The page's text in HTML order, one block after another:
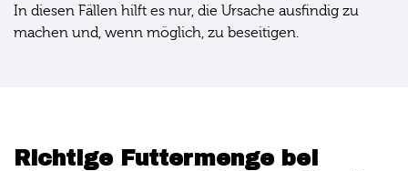
In diesen Fällen hilft es nur, die Ursache ausfindig zu
machen und, wenn möglich, zu beseitigen.
Richtige Futtermenge bei